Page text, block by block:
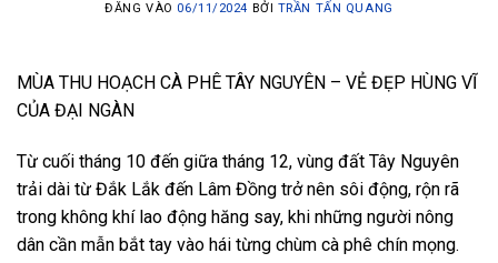
ĐĂNG VÀO 06/11/2024 BỞI TRẦN TẤN QUANG
MÙA THU HOẠCH CÀ PHÊ TÂY NGUYÊN – VẺ ĐẸP HÙNG VĨ
CỦA ĐẠI NGÀN
Từ cuối tháng 10 đến giữa tháng 12, vùng đất Tây Nguyên
trải dài từ Đắk Lắk đến Lâm Đồng trở nên sôi động, rộn rã
trong không khí lao động hăng say, khi những người nông
dân cần mẫn bắt tay vào hái từng chùm cà phê chín mọng.